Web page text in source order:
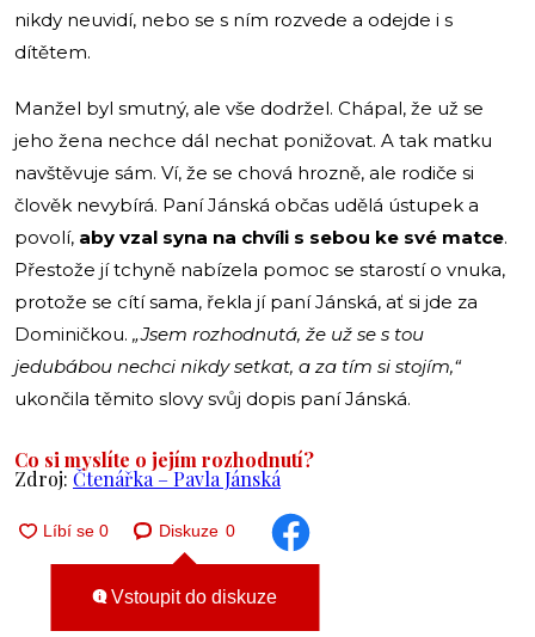
nikdy neuvidí, nebo se s ním rozvede a odejde i s
dítětem.
Manžel byl smutný, ale vše dodržel. Chápal, že už se
jeho žena nechce dál nechat ponižovat. A tak matku
navštěvuje sám. Ví, že se chová hrozně, ale rodiče si
člověk nevybírá. Paní Jánská občas udělá ústupek a
povolí, aby vzal syna na chvíli s sebou ke své matce.
Přestože jí tchyně nabízela pomoc se starostí o vnuka,
protože se cítí sama, řekla jí paní Jánská, ať si jde za
Dominičkou. „Jsem rozhodnutá, že už se s tou
jedubábou nechci nikdy setkat, a za tím si stojím,“
ukončila těmito slovy svůj dopis paní Jánská.
Co si myslíte o jejím rozhodnutí?
Zdroj: Čtenářka – Pavla Jánská
Diskuze 0
Vstoupit do diskuze